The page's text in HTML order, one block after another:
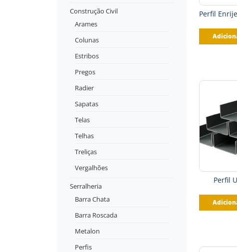
Construção Civil
Arames
Colunas
Estribos
Pregos
Radier
Sapatas
Telas
Telhas
Treliças
Vergalhões
Serralheria
Barra Chata
Barra Roscada
Metalon
Perfis
Perfil
Perfil